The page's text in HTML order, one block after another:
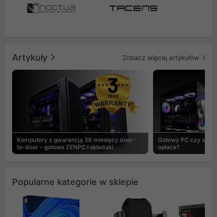
Artykuły Zobacz więcej artykułów
Komputery z gwarancją 36 miesięcy door-
to-door - gotowe ZENPC i składaki
Gotowy PC czy
opłaca?
Popularne kategorie w sklepie